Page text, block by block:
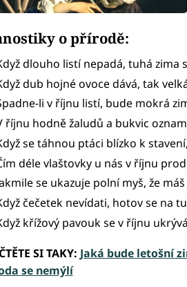
o přírodě:
dlouho listí nepadá, tuhá zima
dub hojné ovoce dává, tak
li v říjnu listí, bude mokrá
říjnu hodně žaludů a bukvic
se táhnou ptáci blízko k
déle vlaštovky u nás v říjnu
se ukazuje polní myš, že
čečetek nevídati, hotov se na
křížový pavouk se v říjnu
SI TAKY: Jaká bude letošní
se nemýlí